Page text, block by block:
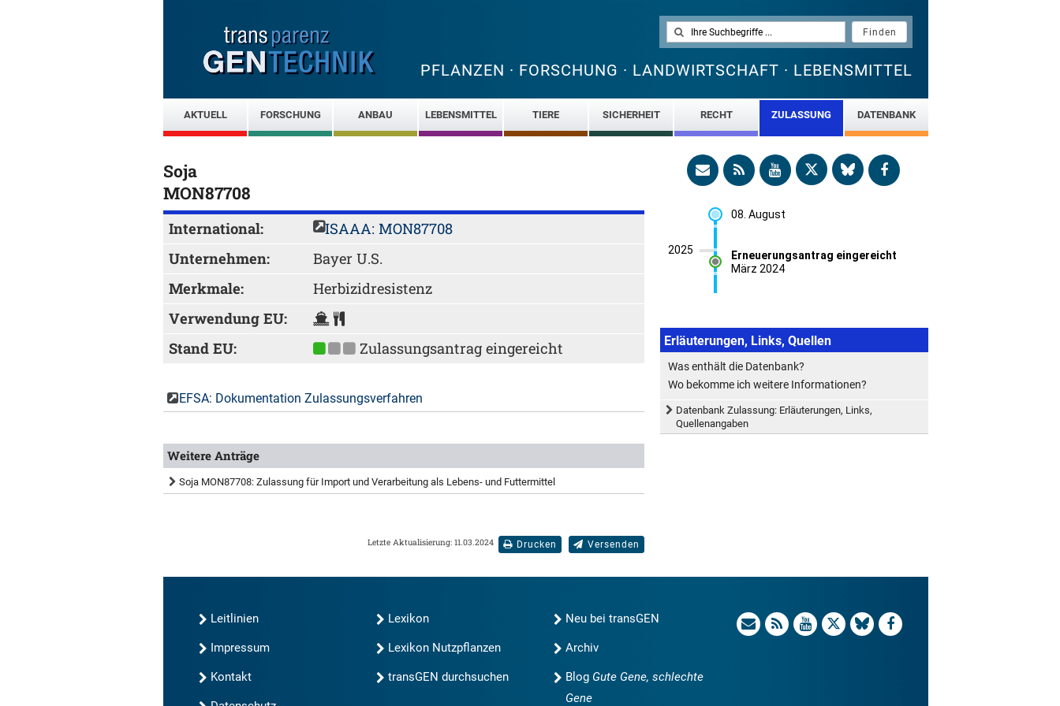
PFLANZEN · FORSCHUNG · LANDWIRTSCHAFT · LEBENSMITTEL
AKTUELL FORSCHUNG ANBAU LEBENSMITTEL TIERE SICHERHEIT RECHT ZULASSUNG DATENBANK
Soja
MON87708
International:
ISAAA: MON87708
Unternehmen:
Bayer U.S.
Merkmale:
Herbizidresistenz
Verwendung EU:
Stand EU:
Zulassungsantrag eingereicht
EFSA: Dokumentation Zulassungsverfahren
Weitere Anträge
Soja MON87708: Zulassung für Import und Verarbeitung als Lebens- und Futtermittel
Drucken Versenden
Letzte Aktualisierung: 11.03.2024
Erläuterungen, Links, Quellen
Was enthält die Datenbank?
Wo bekomme ich weitere Informationen?
Datenbank Zulassung: Erläuterungen, Links,
Quellenangaben
Leitlinien
Impressum
Kontakt
Lexikon
Lexikon Nutzpflanzen
transGEN durchsuchen
Neu bei transGEN
Archiv
Blog Gute Gene, schlechte
Gene